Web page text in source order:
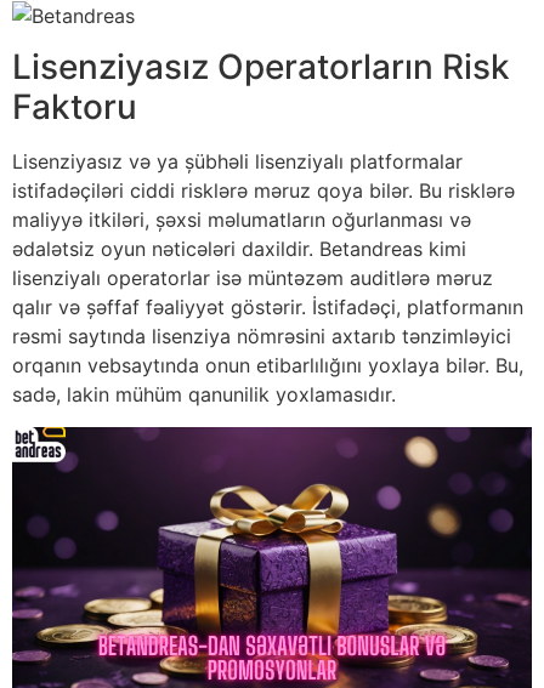
Lisenziyasız Operatorların Risk
Faktoru
Lisenziyasız və ya şübhəli lisenziyalı platformalar
istifadəçiləri ciddi risklərə məruz qoya bilər. Bu risklərə
maliyyə itkiləri, şəxsi məlumatların oğurlanması və
ədalətsiz oyun nəticələri daxildir. Betandreas kimi
lisenziyalı operatorlar isə müntəzəm auditlərə məruz
qalır və şəffaf fəaliyyət göstərir. İstifadəçi, platformanın
rəsmi saytında lisenziya nömrəsini axtarıb tənzimləyici
orqanın vebsaytında onun etibarlılığını yoxlaya bilər. Bu,
sadə, lakin mühüm qanunilik yoxlamasıdır.